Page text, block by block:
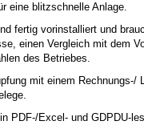
eine blitzschnelle Anlage.
fertig vorinstalliert und
einen Vergleich mit dem
des Betriebes.
mit einem
PDF-/Excel- und GDPDU-